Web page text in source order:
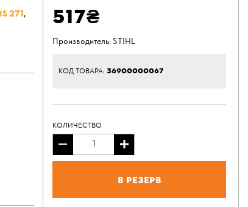
271,
517₴
Производитель:STIHL
КОД ТОВАРА: 36900000067
КОЛИЧЕСТВО
В резерв